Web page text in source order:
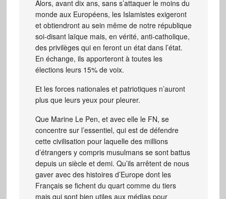
Alors, avant dix ans, sans s’attaquer le moins du
monde aux Européens, les Islamistes exigeront
et obtiendront au sein même de notre république
soi-disant laïque mais, en vérité, anti-catholique,
des privilèges qui en feront un état dans l’état.
En échange, ils apporteront à toutes les
élections leurs 15% de voix.
Et les forces nationales et patriotiques n’auront
plus que leurs yeux pour pleurer.
Que Marine Le Pen, et avec elle le FN, se
concentre sur l’essentiel, qui est de défendre
cette civilisation pour laquelle des millions
d’étrangers y compris musulmans se sont battus
depuis un siècle et demi. Qu’ils arrêtent de nous
gaver avec des histoires d’Europe dont les
Français se fichent du quart comme du tiers
mais qui sont bien utiles aux médias pour